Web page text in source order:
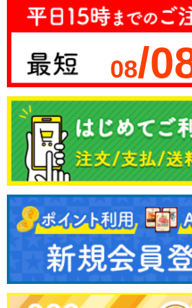
08/